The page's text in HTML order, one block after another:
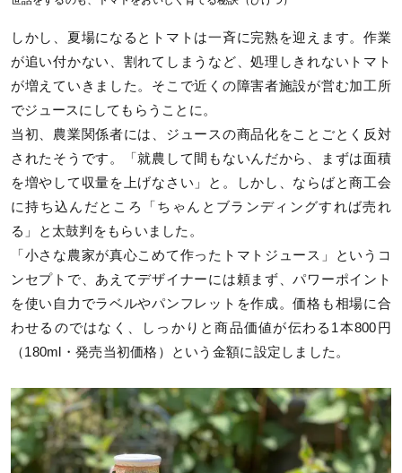
しかし、夏場になるとトマトは一斉に完熟を迎えます。作業
が追い付かない、割れてしまうなど、処理しきれないトマト
が増えていきました。そこで近くの障害者施設が営む加工所
でジュースにしてもらうことに。
当初、農業関係者には、ジュースの商品化をことごとく反対
されたそうです。「就農して間もないんだから、まずは面積
を増やして収量を上げなさい」と。しかし、ならばと商工会
に持ち込んだところ「ちゃんとブランディングすれば売れ
る」と太鼓判をもらいました。
「小さな農家が真心こめて作ったトマトジュース」というコ
ンセプトで、あえてデザイナーには頼まず、パワーポイント
を使い自力でラベルやパンフレットを作成。価格も相場に合
わせるのではなく、しっかりと商品価値が伝わる1本800円
（180ml・発売当初価格）という金額に設定しました。